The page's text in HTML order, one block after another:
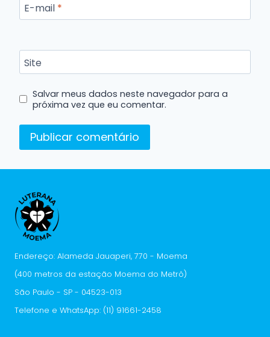
E-mail *
Site
Salvar meus dados neste navegador para a
próxima vez que eu comentar.
Endereço: Alameda Jauaperi, 770 - Moema
(400 metros da estação Moema do Metrô)
São Paulo - SP - 04523-013
Telefone e WhatsApp: (11) 91661-2458